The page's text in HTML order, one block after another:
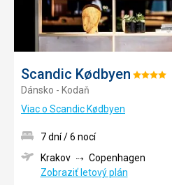
Scandic Kødbyen
Dánsko - Kodaň
Viac o Scandic Kødbyen
7 dní / 6 nocí
Krakov
Copenhagen
Zobraziť letový plán